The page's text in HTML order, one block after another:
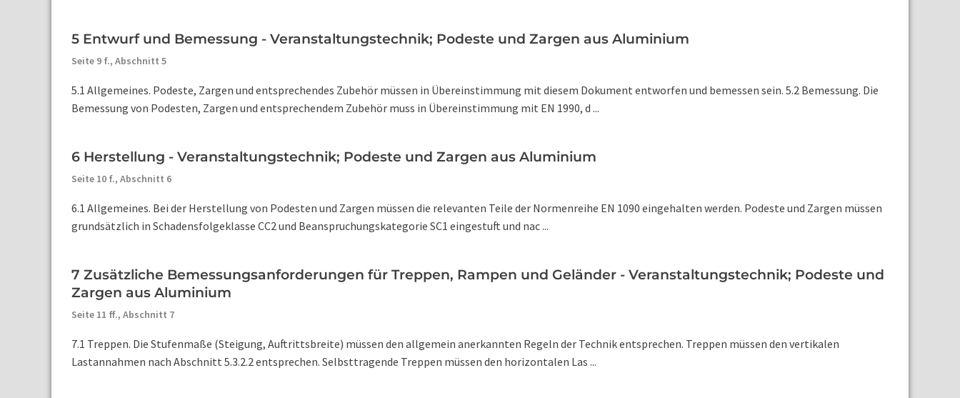
5 Entwurf und Bemessung - Veranstaltungstechnik; Podeste und Zargen aus Aluminium
Seite 9 f., Abschnitt 5
5.1 Allgemeines. Podeste, Zargen und entsprechendes Zubehör müssen in Übereinstimmung mit diesem Dokument entworfen und bemessen sein. 5.2 Bemessung. Die
Bemessung von Podesten, Zargen und entsprechendem Zubehör muss in Übereinstimmung mit EN 1990, d ...
6 Herstellung - Veranstaltungstechnik; Podeste und Zargen aus Aluminium
Seite 10 f., Abschnitt 6
6.1 Allgemeines. Bei der Herstellung von Podesten und Zargen müssen die relevanten Teile der Normenreihe EN 1090 eingehalten werden. Podeste und Zargen müssen
grundsätzlich in Schadensfolgeklasse CC2 und Beanspruchungskategorie SC1 eingestuft und nac ...
7 Zusätzliche Bemessungsanforderungen für Treppen, Rampen und Geländer - Veranstaltungstechnik; Podeste und
Zargen aus Aluminium
Seite 11 ff., Abschnitt 7
7.1 Treppen. Die Stufenmaße (Steigung, Auftrittsbreite) müssen den allgemein anerkannten Regeln der Technik entsprechen. Treppen müssen den vertikalen
Lastannahmen nach Abschnitt 5.3.2.2 entsprechen. Selbsttragende Treppen müssen den horizontalen Las ...